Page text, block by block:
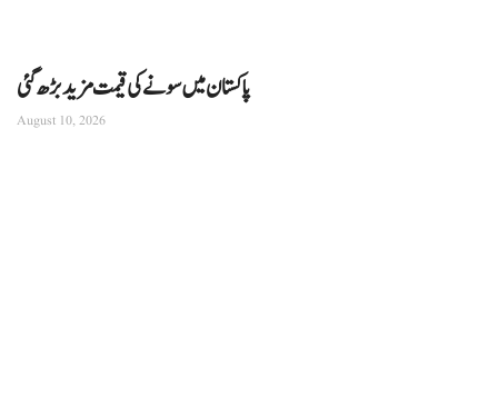
پاکستان میں سونے کی قیمت مزید بڑھ گئی
August 10, 2026